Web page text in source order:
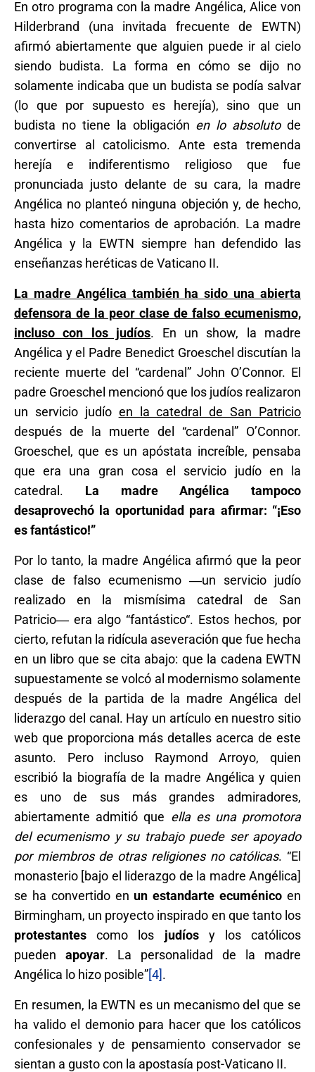
En otro programa con la madre Angélica, Alice von
Hilderbrand (una invitada frecuente de EWTN)
afirmó abiertamente que alguien puede ir al cielo
siendo budista. La forma en cómo se dijo no
solamente indicaba que un budista se podía salvar
(lo que por supuesto es herejía), sino que un
budista no tiene la obligación en lo absolutode
convertirse al catolicismo. Ante esta tremenda
herejía e indiferentismo religioso que fue
pronunciada justo delante de su cara, la madre
Angélica no planteó ninguna objeción y, de hecho,
hasta hizo comentarios de aprobación. La madre
Angélica y la EWTN siempre han defendido las
enseñanzas heréticas de Vaticano II.
La madre Angélica también ha sido una abierta
defensora de la peor clase de falso ecumenismo,
incluso con los judíos. En un show, la madre
Angélica y el Padre Benedict Groeschel discutían la
reciente muerte del “cardenal” John O’Connor. El
padre Groeschel mencionó que los judíos realizaron
un servicio judío en la catedral de San Patricio
después de la muerte del “cardenal” O’Connor.
Groeschel, que es un apóstata increíble, pensaba
que era una gran cosa el servicio judío en la
catedral. La madre Angélica tampoco
desaprovechó la oportunidad para afirmar: “¡Eso
es fantástico!”
Por lo tanto, la madre Angélica afirmó que la peor
clase de falso ecumenismo ―un servicio judío
realizado en la mismísima catedral de San
Patricio― era algo “fantástico“. Estos hechos, por
cierto, refutan la ridícula aseveración que fue hecha
en un libro que se cita abajo: que la cadena EWTN
supuestamente se volcó al modernismo solamente
después de la partida de la madre Angélica del
liderazgo del canal. Hay un artículo en nuestro sitio
web que proporciona más detalles acerca de este
asunto. Pero incluso Raymond Arroyo, quien
escribió la biografía de la madre Angélica y quien
es uno de sus más grandes admiradores,
abiertamente admitió que ella es una promotora
del ecumenismo y su trabajo puede ser apoyado
por miembros de otras religiones no católicas. “El
monasterio [bajo el liderazgo de la madre Angélica]
se ha convertido en un estandarte ecuménico en
Birmingham, un proyecto inspirado en que tanto los
protestantes como los judíosy los católicos
pueden apoyar. La personalidad de la madre
Angélica lo hizo posible”[4].
En resumen, la EWTN es un mecanismo del que se
ha valido el demonio para hacer que los católicos
confesionales y de pensamiento conservador se
sientan a gusto con la apostasía post-Vaticano II.